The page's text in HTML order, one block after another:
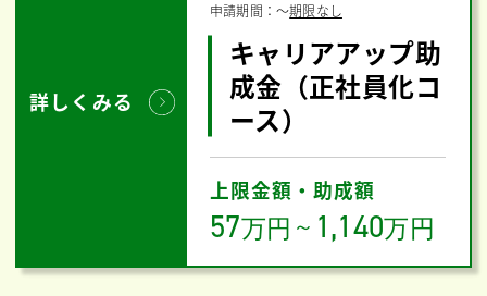
詳しくみる
申請期間：〜期限なし
キャリアアップ助
成金（正社員化コ
ース）
上限金額・助成額
57万円 ～ 1,140万円